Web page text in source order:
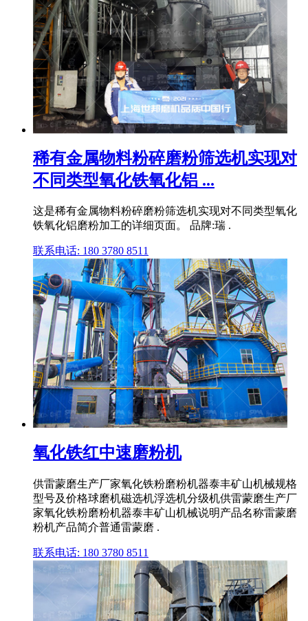
稀有金属物料粉碎磨粉筛选机实现对
不同类型氧化铁氧化铝 ...
这是稀有金属物料粉碎磨粉筛选机实现对不同类型氧化
铁氧化铝磨粉加工的详细页面。 品牌:瑞 .
联系电话: 180 3780 8511
氧化铁红中速磨粉机
供雷蒙磨生产厂家氧化铁粉磨粉机器泰丰矿山机械规格
型号及价格球磨机磁选机浮选机分级机供雷蒙磨生产厂
家氧化铁粉磨粉机器泰丰矿山机械说明产品名称雷蒙磨
粉机产品简介普通雷蒙磨 .
联系电话: 180 3780 8511